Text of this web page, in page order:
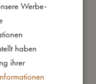
GERMAN
Werbe-
haben
ihrer